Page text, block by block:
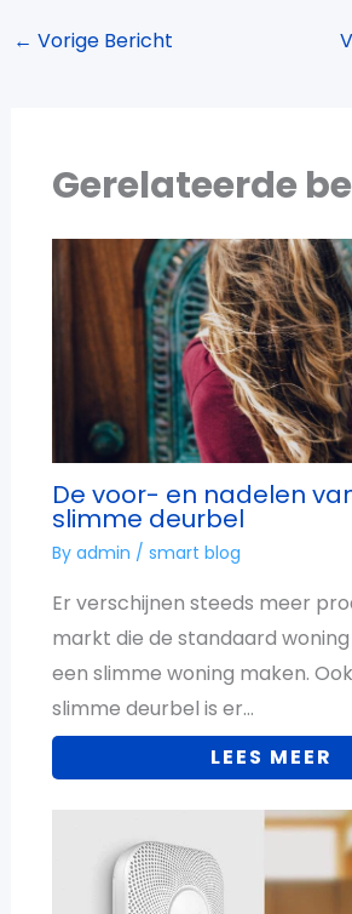
← Vorige Bericht
Gerelateerde
De voor- en nadelen
slimme deurbel
By admin / smart blog
Er verschijnen steeds meer
markt die de standaard
een slimme woning maken.
slimme deurbel is er…
LEES MEER